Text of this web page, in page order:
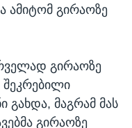
ამიტომ გირაოზე
გირაოზე
შეკრებილი
გახდა, მაგრამ მას
გირაოზე